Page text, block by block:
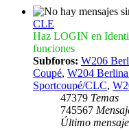
CLE
Haz LOGIN en
funciones
Subforos: W206
Coupé, W204
Sportcoupé/CLC,
47379 Temas
745567
Último mensaje